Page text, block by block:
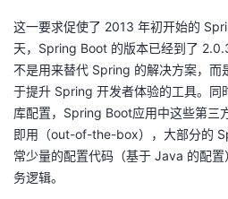
动
关
注
的
开
发
者
我
的
Programs
我
的
支
这一要求促使了 2013 年初开始的
天，Spring Boot 的版本已经到了
不是用来替代 Spring 的解决方案，而
于提升 Spring 开发者体验的工具。同
库配置，Spring Boot应用中这些第三
即用（out-of-the-box），大部分的
常少量的配置代码（基于 Java 的配
务逻辑。